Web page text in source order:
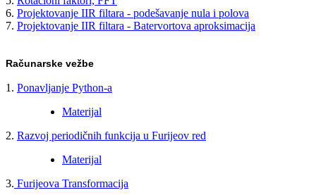
6. Projektovanje IIR filtara - podešavanje nula i polova
7. Projektovanje IIR filtara - Batervortova aproksimacija
Računarske vežbe
1. Ponavljanje Python-a
Materijal
2. Razvoj periodičnih funkcija u Furijeov red
Materijal
3. Furijeova Transformacija